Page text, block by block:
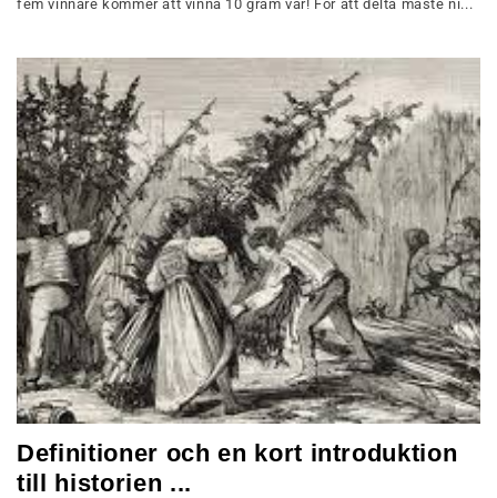
fem vinnare kommer att vinna 10 gram var! För att delta måste ni...
Definitioner och en kort introduktion
till historien ...